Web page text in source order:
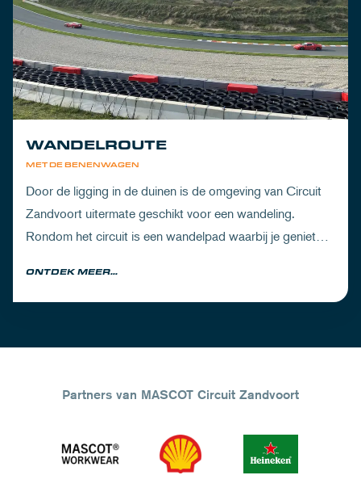
MET DE BENENWAGEN
WANDELROUTE
Door de ligging in de duinen is de omgeving van Circuit
Zandvoort uitermate geschikt voor een wandeling.
Rondom het circuit is een wandelpad waarbij je geniet
ONTDEK MEER...
Partners van MASCOT Circuit Zandvoort